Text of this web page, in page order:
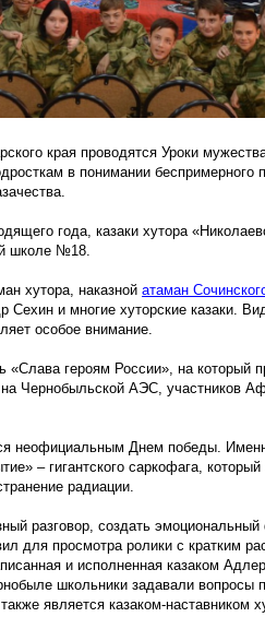
края проводятся Уроки
в понимании беспримерного
года, казаки хутора
школе №18.
хутора, наказной атаман
Сехин и многие хуторские казаки.
особое внимание.
«Славагероям России», на который
Чернобыльской АЭС, участников
неофициальным Днем победы.
» – гигантского саркофага,
радиации.
разговор, создать
для просмотра ролики с кратким
и исполненная казаком
школьники задавали вопросы
является казаком-наставником